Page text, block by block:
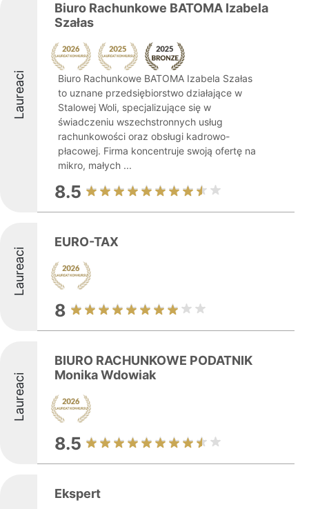
Laureaci
Biuro Rachunkowe BATOMA Izabela
Szałas
Biuro Rachunkowe BATOMA Izabela Szałas
to uznane przedsiębiorstwo działające w
Stalowej Woli, specjalizujące się w
świadczeniu wszechstronnych usług
rachunkowości oraz obsługi kadrowo-
płacowej. Firma koncentruje swoją ofertę na
mikro, małych ...
8.5
Laureaci
EURO-TAX
8
Laureaci
BIURO RACHUNKOWE PODATNIK
Monika Wdowiak
8.5
Ekspert